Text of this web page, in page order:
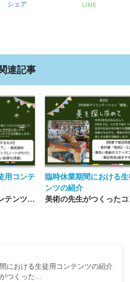
シェア LINE
連記事
用コンテ
テンツ
臨時休業期間における
ンツの紹介
美術の先生がつくった
における生徒用コンテンツの紹介
つくった…